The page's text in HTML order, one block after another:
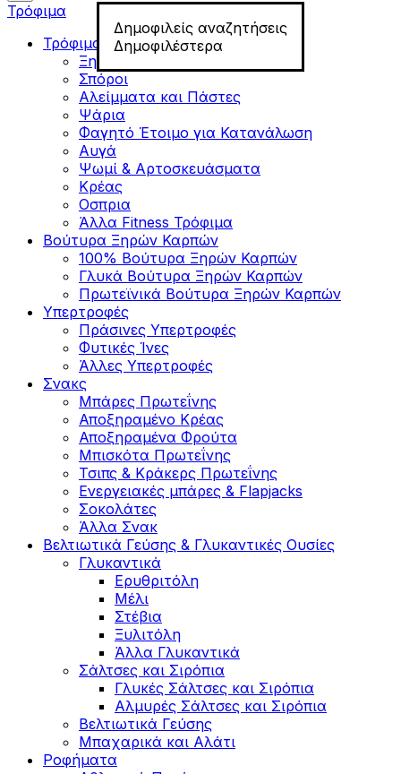
Δημοφιλείς αναζητήσεις
Δημοφιλέστερα
Τρόφιμα
Τρόφιμα για Fitness
Ξηροί Καρποί
Σπόροι
Αλείμματα και Πάστες
Ψάρια
Φαγητό Έτοιμο για Κατανάλωση
Αυγά
Ψωμί & Αρτοσκευάσματα
Κρέας
Οσπρια
Άλλα Fitness Τρόφιμα
Βούτυρα Ξηρών Καρπών
100% Βούτυρα Ξηρών Καρπών
Γλυκά Βούτυρα Ξηρών Καρπών
Πρωτεϊνικά Βούτυρα Ξηρών Καρπών
Υπερτροφές
Πράσινες Υπερτροφές
Φυτικές Ίνες
Άλλες Υπερτροφές
Σνακς
Μπάρες Πρωτεΐνης
Αποξηραμένο Κρέας
Αποξηραμένα Φρούτα
Μπισκότα Πρωτεΐνης
Τσιπς & Kράκερς Πρωτεΐνης
Ενεργειακές μπάρες & Flapjacks
Σοκολάτες
Άλλα Σνακ
Βελτιωτικά Γεύσης & Γλυκαντικές Ουσίες
Γλυκαντικά
Ερυθριτόλη
Μέλι
Στέβια
Ξυλιτόλη
Άλλα Γλυκαντικά
Σάλτσες και Σιρόπια
Γλυκές Σάλτσες και Σιρόπια
Αλμυρές Σάλτσες και Σιρόπια
Bελτιωτικά Γεύσης
Μπαχαρικά και Αλάτι
Ροφήματα